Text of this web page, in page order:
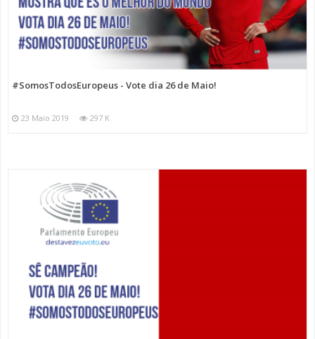
#SomosTodosEuropeus - Vote dia 26 de Maio!
23 Maio 2019 297 K